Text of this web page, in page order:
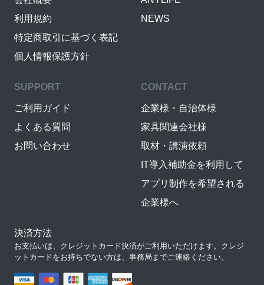
利用規約
特定商取引に基づく表記
個人情報保護方針
NEWS
SUPPORT
ご利用ガイド
よくある質問
お問い合わせ
CONTACT
企業様・自治体様
家具関連会社様
取材・講演依頼
IT導入補助金を利用して
アプリ制作を希望される
企業様へ
決済方法
お支払いは、クレジットカード決済がご利用いただけます。クレジ
ットカードをお持ちでない方は、事務局までご連絡ください。